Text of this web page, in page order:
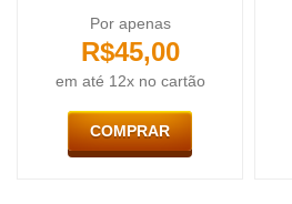
Por apenas
R$45,00
em até 12x no cartão
COMPRAR